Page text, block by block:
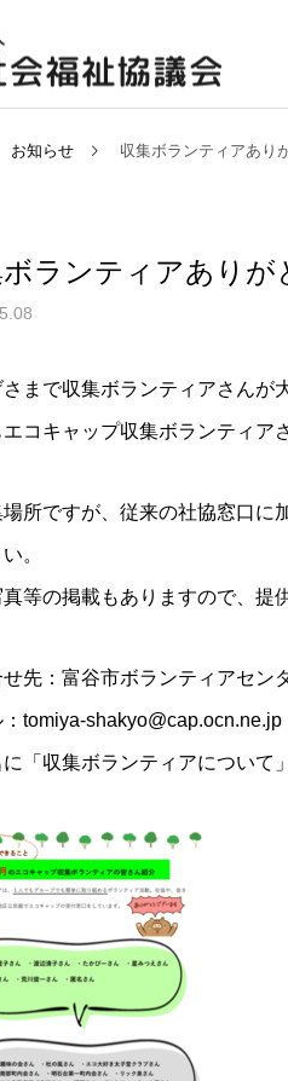
お知らせ 収集ボランティアあり
ランティアありが
まで収集ボランティアさんが
コキャップ収集ボランティア
所ですが、従来の社協窓口に
。
等の掲載もありますので、提
せ先：富谷市ボランティアセ
：tomiya-
「収集ボランティアについて